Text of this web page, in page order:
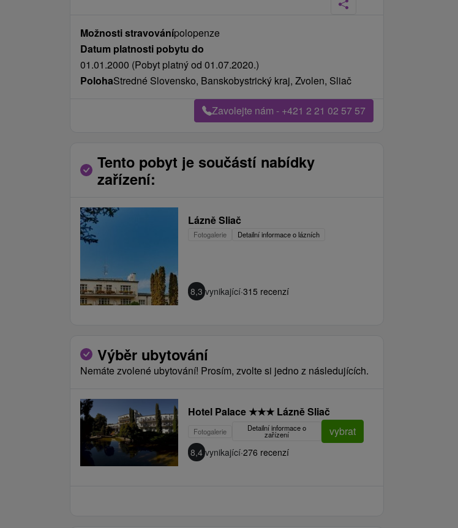
Možnosti stravovánípolopenze
Datum platnosti pobytu do
01.01.2000 (Pobyt platný od 01.07.2020.)
PolohaStredné Slovensko, Banskobystrický kraj, Zvolen, Sliač
Zavolejte nám - +421 2 21 02 57 57
Tento pobyt je součástí nabídky
zařízení:
Lázně Sliač
Fotogalerie Detailní informace o lázních
8,3 vynikající·315 recenzí
Výběr ubytování
Nemáte zvolené ubytování! Prosím, zvolte si jedno z následujících.
Hotel Palace ★★★ Lázně Sliač
Fotogalerie Detailní informace o
zařízení vybrat
8,4 vynikající·276 recenzí